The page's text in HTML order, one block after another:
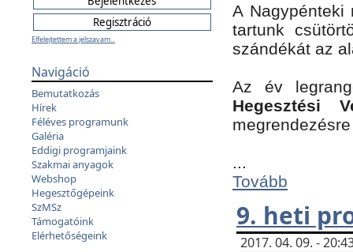
Elfelejtettem a jelszavam...
Navigáció
Bemutatkozás
Hírek
Féléves programunk
Galéria
Eddigi programjaink
Szakmai anyagok
Webshop
Hegesztőgépeink
SzMSz
Támogatóink
Elérhetőségeink
A Nagypénteki
tartunk
szándékát az
Az év
Hegesztési
...
Tovább
9. heti
2017. 04. 09. -